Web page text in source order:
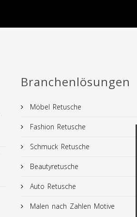
Branchenlösungen
Möbel Retusche
Fashion Retusche
Schmuck Retusche
Beautyretusche
Auto Retusche
Malen nach Zahlen Motive